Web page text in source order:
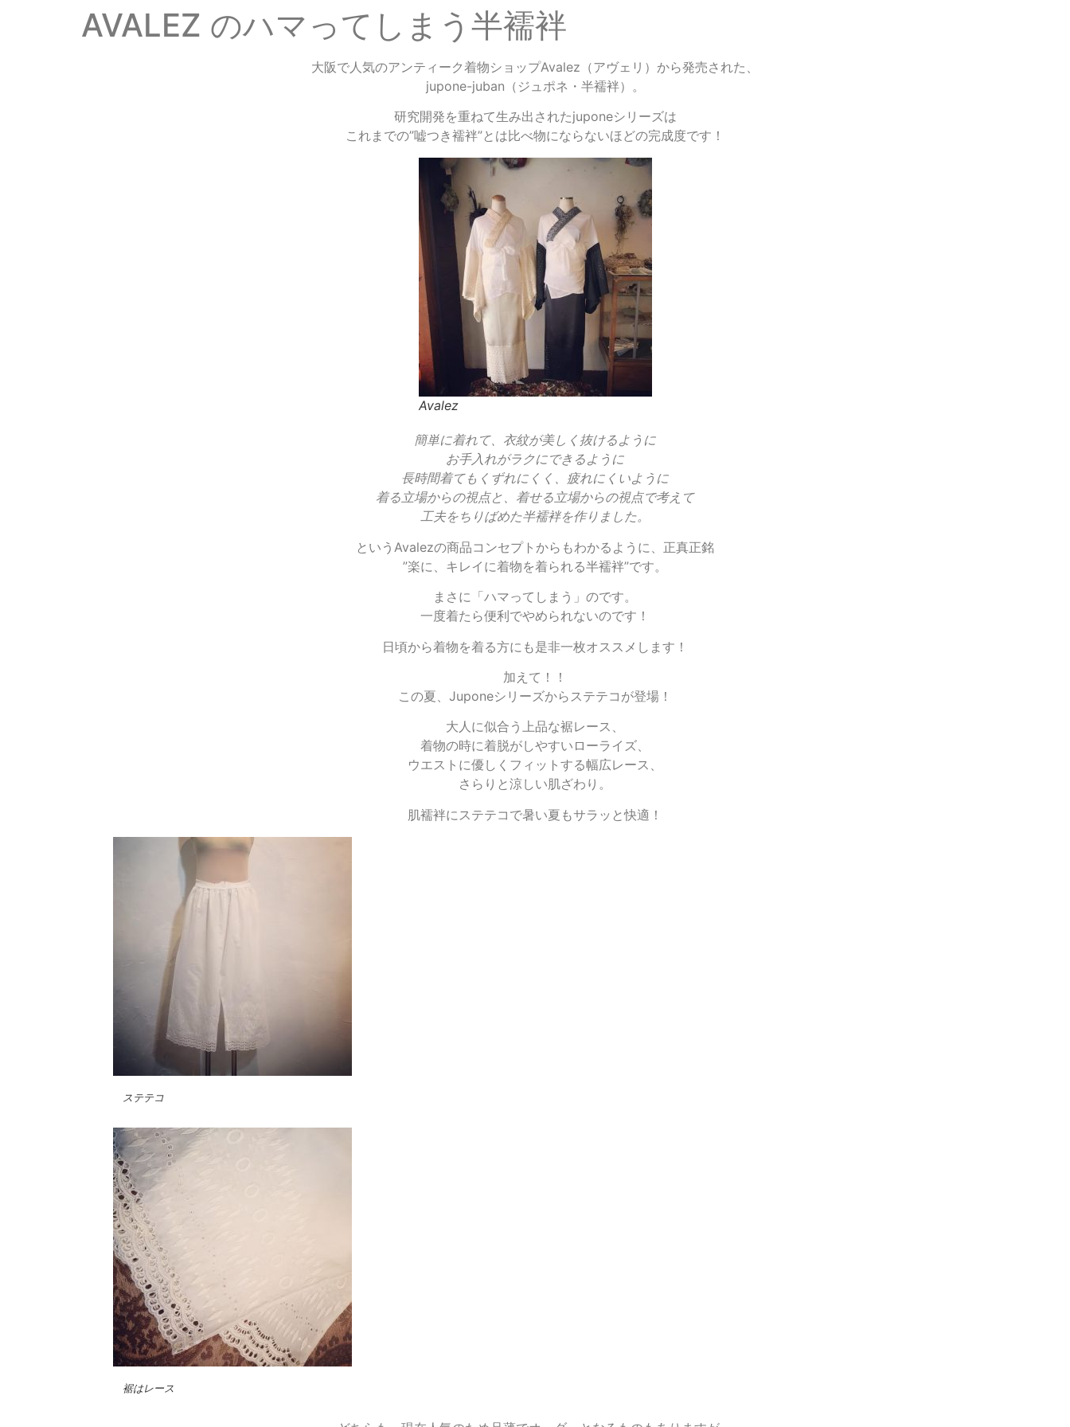
AVALEZ のハマってしまう半襦袢
大阪で人気のアンティーク着物ショップAvalez（アヴェリ）から発売された、
jupone-juban（ジュポネ・半襦袢）。
研究開発を重ねて生み出されたjuponeシリーズは
これまでの”嘘つき襦袢”とは比べ物にならないほどの完成度です！
Avalez
簡単に着れて、衣紋が美しく抜けるように
お手入れがラクにできるように
長時間着てもくずれにくく、疲れにくいように
着る立場からの視点と、着せる立場からの視点で考えて
工夫をちりばめた半襦袢を作りました。
というAvalezの商品コンセプトからもわかるように、正真正銘
”楽に、キレイに着物を着られる半襦袢”です。
まさに「ハマってしまう」のです。
一度着たら便利でやめられないのです！
日頃から着物を着る方にも是非一枚オススメします！
加えて！！
この夏、Juponeシリーズからステテコが登場！
大人に似合う上品な裾レース、
着物の時に着脱がしやすいローライズ、
ウエストに優しくフィットする幅広レース、
さらりと涼しい肌ざわり。
肌襦袢にステテコで暑い夏もサラッと快適！
ステテコ
裾はレース